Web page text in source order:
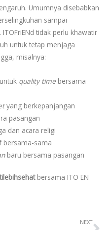
Umumnya disebabkan
sampai
tidak perlu khawatir
untuk tetap menjaga
misalnya:
quality time bersama
yang berkepanjangan
pasangan
dan acara religi
bersama-sama
baru bersama pasangan
bersama ITO EN
NEXT